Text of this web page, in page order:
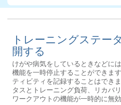
トレーニングステー
開する
けがや病気をしているときなどに
機能を一時停止することができま
ティビティを記録することはでき
タスとトレーニング負荷、リカバ
ワークアウトの機能が一時的に無効